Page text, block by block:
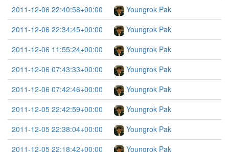
2011-12-06 22:40:58+00:00
Youngrok Pak
2011-12-06 22:34:45+00:00
Youngrok Pak
2011-12-06 11:55:24+00:00
Youngrok Pak
2011-12-06 07:43:33+00:00
Youngrok Pak
2011-12-06 07:42:46+00:00
Youngrok Pak
2011-12-05 22:42:59+00:00
Youngrok Pak
2011-12-05 22:38:04+00:00
Youngrok Pak
2011-12-05 22:18:42+00:00
Youngrok Pak